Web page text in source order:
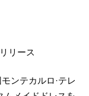
リース
ンテカルロ·テレ